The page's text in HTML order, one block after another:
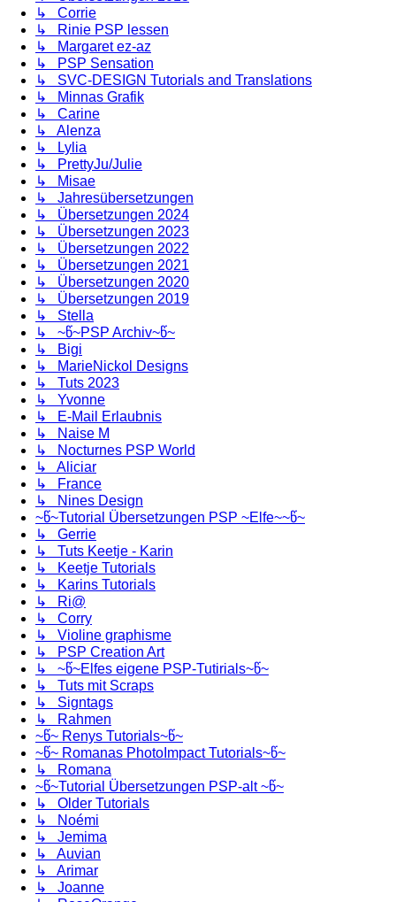
↳ Corrie
↳ Rinie PSP lessen
↳ Margaret ez-az
↳ PSP Sensation
↳ SVC-DESIGN Tutorials and Translations
↳ Minnas Grafik
↳ Carine
↳ Alenza
↳ Lylia
↳ PrettyJu/Julie
↳ Misae
↳ Jahresübersetzungen
↳ Übersetzungen 2024
↳ Übersetzungen 2023
↳ Übersetzungen 2022
↳ Übersetzungen 2021
↳ Übersetzungen 2020
↳ Übersetzungen 2019
↳ Stella
↳ ~წ~PSP Archiv~წ~
↳ Bigi
↳ MarieNickol Designs
↳ Tuts 2023
↳ Yvonne
↳ E-Mail Erlaubnis
↳ Naise M
↳ Nocturnes PSP World
↳ Aliciar
↳ France
↳ Nines Design
~წ~Tutorial Übersetzungen PSP ~Elfe~~წ~
↳ Gerrie
↳ Tuts Keetje - Karin
↳ Keetje Tutorials
↳ Karins Tutorials
↳ Ri@
↳ Corry
↳ Violine graphisme
↳ PSP Creation Art
↳ ~წ~Elfes eigene PSP-Tutirials~წ~
↳ Tuts mit Scraps
↳ Signtags
↳ Rahmen
~წ~ Renys Tutorials~წ~
~წ~ Romanas PhotoImpact Tutorials~წ~
↳ Romana
~წ~Tutorial Übersetzungen PSP-alt ~წ~
↳ Older Tutorials
↳ Noémi
↳ Jemima
↳ Auvian
↳ Arimar
↳ Joanne